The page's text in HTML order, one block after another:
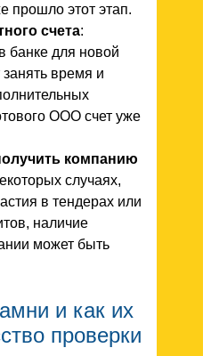
прошло этот этап.
счета:
банке для новой
время и
ООО счет уже
компанию
случаях,
в тендерах или
наличие
может быть
и как их
проверки